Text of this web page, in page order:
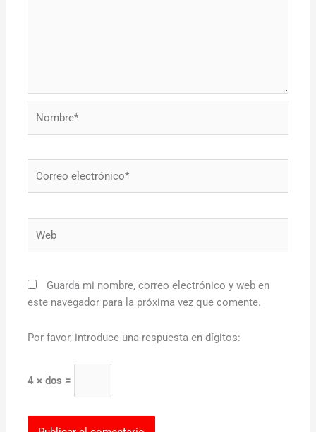
Guarda mi nombre, correo electrónico y web en
este navegador para la próxima vez que comente.
Por favor, introduce una respuesta en dígitos:
4 × dos =